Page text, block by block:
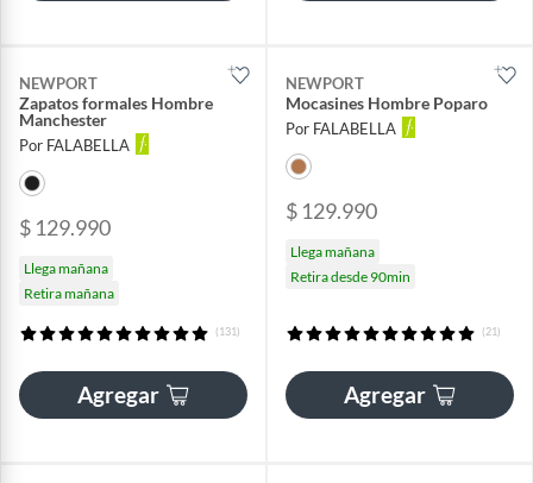
NEWPORT
Zapatos formales Hombre
Manchester
Por FALABELLA
$ 129.990
Llega mañana
Retira mañana
(131)
Agregar
NEWPORT
Mocasines Hombre Poparo
Por FALABELLA
$ 129.990
Llega mañana
Retira desde 90min
(21)
Agregar